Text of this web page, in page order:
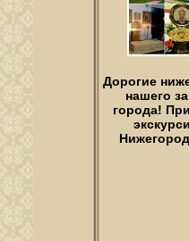
Дорогие
нашего
города!